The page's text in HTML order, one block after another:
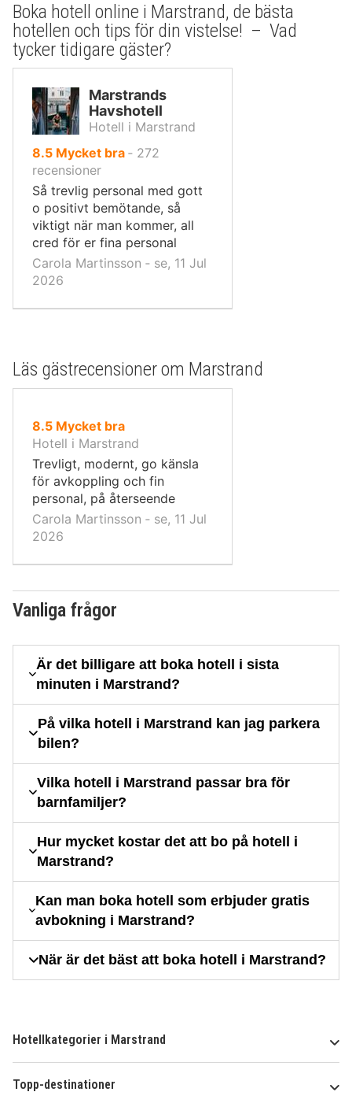
Boka hotell online i Marstrand, de bästa
hotellen och tips för din vistelse! – Vad
tycker tidigare gäster?
Marstrands
Havshotell
Hotell i Marstrand
8.5av
10,
Mycket bra ‐ 272
recensioner
Så trevlig personal med gott
o positivt bemötande, så
viktigt när man kommer, all
cred för er fina personal
Carola Martinsson ‐ se, 11 Jul
2026
Läs gästrecensioner om Marstrand
8.5av
10,
Mycket bra
Hotell i Marstrand
Trevligt, modernt, go känsla
för avkoppling och fin
personal, på återseende
Carola Martinsson ‐ se, 11 Jul
2026
Vanliga frågor
Är det billigare att boka hotell i sista
minuten i Marstrand?
På vilka hotell i Marstrand kan jag parkera
bilen?
Vilka hotell i Marstrand passar bra för
barnfamiljer?
Hur mycket kostar det att bo på hotell i
Marstrand?
Kan man boka hotell som erbjuder gratis
avbokning i Marstrand?
När är det bäst att boka hotell i Marstrand?
Hotellkategorier i Marstrand
Topp-destinationer